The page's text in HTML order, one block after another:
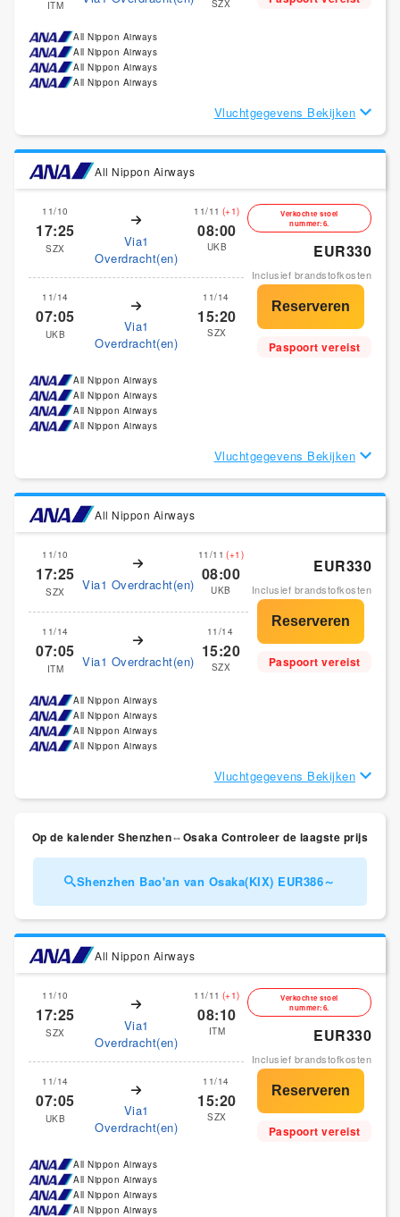
ITM SZX
All Nippon Airways
All Nippon Airways
All Nippon Airways
All Nippon Airways
Vluchtgegevens Bekijken
All Nippon Airways
11/10
17:25
SZX
Via1
Overdracht(en)
11/11 (+1)
08:00
UKB
11/14
07:05
UKB
Via1
Overdracht(en)
11/14
15:20
SZX
Verkochte stoel
nummer:6.
EUR330
Inclusief brandstofkosten
Paspoort vereist
All Nippon Airways
All Nippon Airways
All Nippon Airways
All Nippon Airways
Vluchtgegevens Bekijken
All Nippon Airways
11/10
17:25
SZX Via1 Overdracht(en)
11/11 (+1)
08:00
UKB
11/14
07:05
ITM Via1 Overdracht(en)
11/14
15:20
SZX
EUR330
Inclusief brandstofkosten
Paspoort vereist
All Nippon Airways
All Nippon Airways
All Nippon Airways
All Nippon Airways
Vluchtgegevens Bekijken
Op de kalender Shenzhen⇔Osaka Controleer de laagste prijs
Shenzhen Bao'an van Osaka(KIX) EUR386～
All Nippon Airways
11/10
17:25
SZX
Via1
Overdracht(en)
11/11 (+1)
08:10
ITM
11/14
07:05
UKB
Via1
Overdracht(en)
11/14
15:20
SZX
Verkochte stoel
nummer:6.
EUR330
Inclusief brandstofkosten
Paspoort vereist
All Nippon Airways
All Nippon Airways
All Nippon Airways
All Nippon Airways